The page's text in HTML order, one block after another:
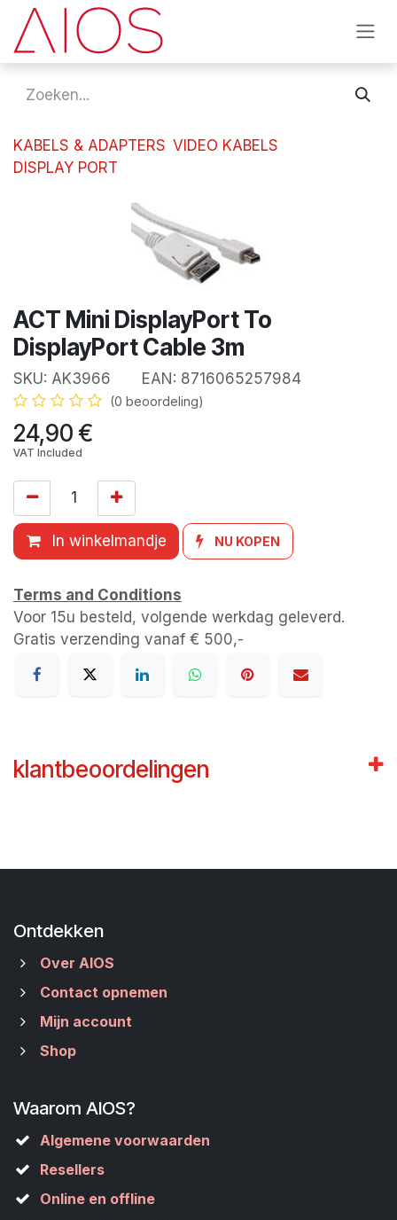
Overslaan naar inhoud
KABELS & ADAPTERS VIDEO KABELS
DISPLAY PORT
ACT Mini DisplayPort To
DisplayPort Cable 3m
SKU: AK3966 EAN: 8716065257984
(0 beoordeling)
24,90€
VAT Included
In winkelmandje NU KOPEN
Terms and Conditions
Voor 15u besteld, volgende werkdag geleverd.
Gratis verzending vanaf € 500,-
klantbeoordelingen
Ontdekken
Over AIOS
Contact opnemen
Mijn account
Shop
Waarom AIOS?
Algemene voorwaarden
Resellers
Online en offline